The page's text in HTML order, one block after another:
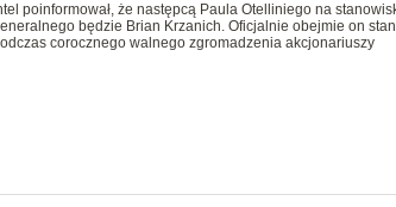
poinformował, że następcą Paula Otelliniego na
będzie Brian Krzanich. Oficjalnie obejmie on
corocznego walnego zgromadzenia akcjonariuszy